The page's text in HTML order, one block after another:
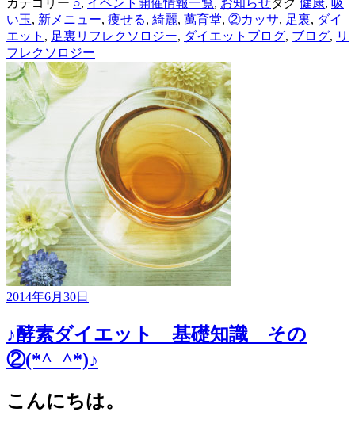
カテゴリー ○, イベント開催情報一覧, お知らせタグ 健康, 吸
い玉, 新メニュー, 痩せる, 綺麗, 萬育堂, ②カッサ, 足裏, ダイ
エット , 足裏リフレクソロジー, ダイエットブログ, ブログ, リ
フレクソロジー
2014年6月30日
♪酵素ダイエット 基礎知識 その
②(*^_^*)♪
こんにちは。